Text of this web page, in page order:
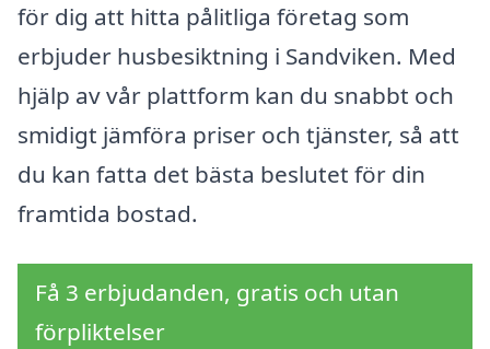
för dig att hitta pålitliga företag som
erbjuder husbesiktning i Sandviken. Med
hjälp av vår plattform kan du snabbt och
smidigt jämföra priser och tjänster, så att
du kan fatta det bästa beslutet för din
framtida bostad.
Få 3 erbjudanden, gratis och utan
förpliktelser